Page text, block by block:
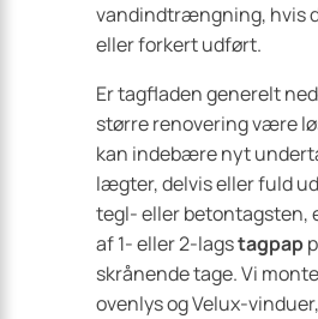
vandindtrængning, hvis
eller forkert udført.
Er tagfladen generelt
større renovering være
kan indebære nyt
lægter, delvis eller fuld
tegl- eller betontagsten,
af 1- eller 2-lagstagpap
skrånende tage. Vi
ovenlys og Velux-